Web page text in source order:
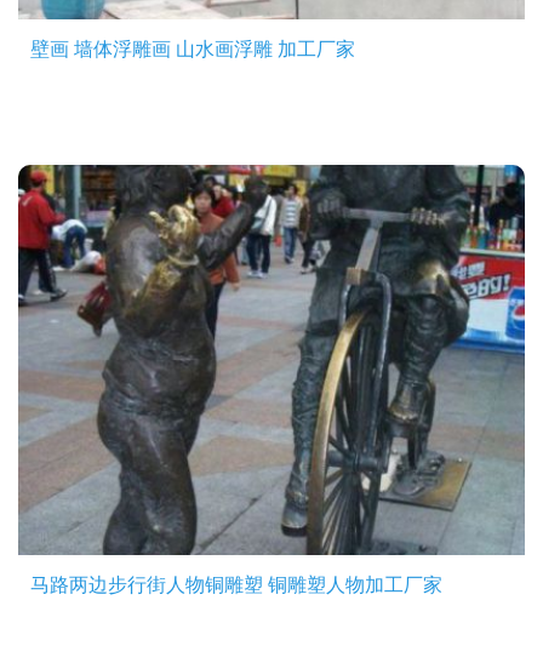
壁画 墙体浮雕画 山水画浮雕 加工厂家
马路两边步行街人物铜雕塑 铜雕塑人物加工厂家